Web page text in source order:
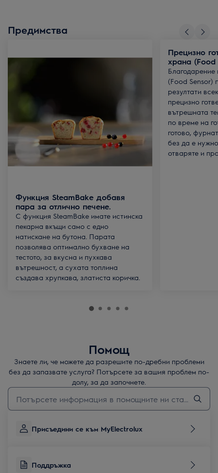
Предимства
Функция SteamBake добавя
пара за отлично печене.
С функция SteamBake имате истинска
пекарна вкъщи само с едно
натискане на бутона. Парата
позволява оптимално бухване на
тестото, за вкусна и пухкава
вътрешност, а сухата топлина
създава хрупкава, златиста коричка.
Прецизно
храна (Food
(Food Sensor)
резултати
прецизно
вътрешната
по време на
готово,
без да е
отваряте и
Помощ
Знаете ли, че можете да разрешите по-дребни проблеми
без да запазвате услуга? Потърсете за вашия проблем по-
долу, за да започнете.
Въведете текст за да потърсите статии за поддръжка
Присъедини се към MyElectrolux
Поддръжка